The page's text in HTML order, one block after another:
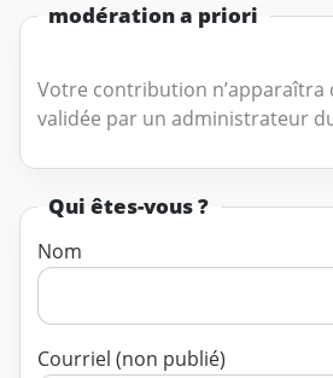
modération a priori
Votre contribution n’apparaîtra
validée par un administrateur
Qui êtes-vous ?
Nom
Courriel (non publié)